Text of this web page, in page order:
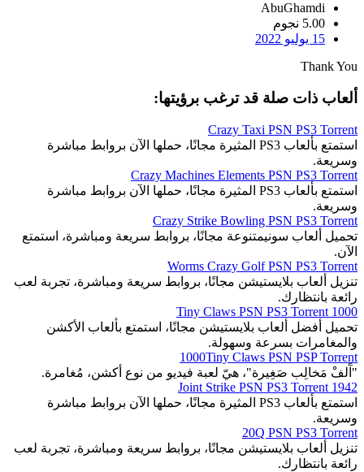
AbuGhamdi
5.00 نجوم
15 يوليو 2022
Thank You
ألعاب ذات صلة قد ترغب برؤيتها:
Crazy Taxi PSN PS3 Torrent
استمتع بألعاب PS3 المثيرة مجانًا، حملها الآن بروابط مباشرة
وسريعة.
Crazy Machines Elements PSN PS3 Torrent
استمتع بألعاب PS3 المثيرة مجانًا، حملها الآن بروابط مباشرة
وسريعة.
Crazy Strike Bowling PSN PS3 Torrent
تحميل ألعاب سونيمتنوعة مجانًا، بروابط سريعة ومباشرة، استمتع
الآن.
Worms Crazy Golf PSN PS3 Torrent
تنزيل ألعاب بلايستيشن مجانًا، بروابط سريعة ومباشرة، تجربة لعب
رائعة بانتظارك.
1000 Tiny Claws PSN PS3 Torrent
تحميل أفضل ألعاب بلايستيشن مجانًا، استمتع بألعاب الأكشن
والمغامرات بسرعة وسهولة.
1000Tiny Claws PSN PSP Torrent
"آَلفْ مَخالِب صَغِيرة"، هيّ لعبة فيديو من نوع أكشن، مُغامرة.
1942 Joint Strike PSN PS3 Torrent
استمتع بألعاب PS3 المثيرة مجانًا، حملها الآن بروابط مباشرة
وسريعة.
20Q PSN PS3 Torrent
تنزيل ألعاب بلايستيشن مجانًا، بروابط سريعة ومباشرة، تجربة لعب
رائعة بانتظارك.